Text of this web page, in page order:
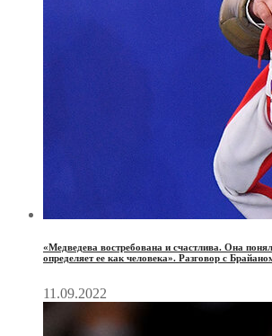
«Медведева востребована и счастлива. Она
определяет ее как человека». Разговор с
11.09.2022